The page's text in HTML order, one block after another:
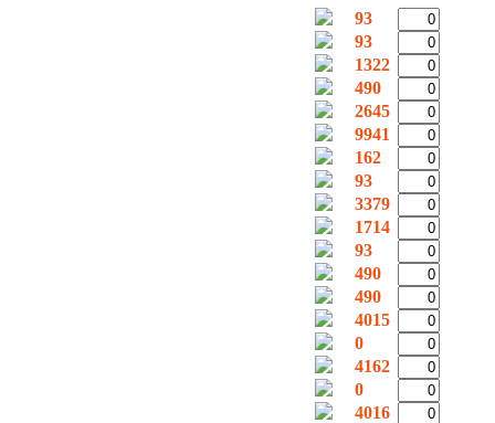
93
93
1322
490
2645
9941
162
93
3379
1714
93
490
490
4015
0
4162
0
4016